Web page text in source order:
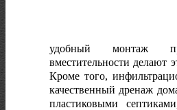
удобный монтаж
вместительности делают
Кроме того,
качественный дренаж
пластиковыми